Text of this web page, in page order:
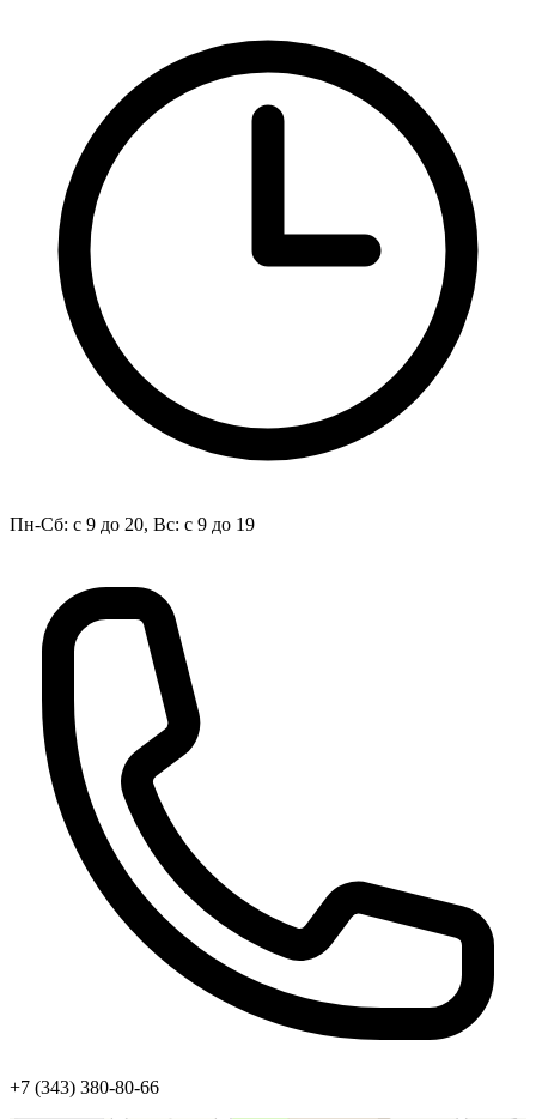
Пн-Сб: с 9 до 20, Вс: с 9 до 19
+7 (343) 380-80-66